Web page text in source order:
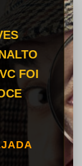
FOI